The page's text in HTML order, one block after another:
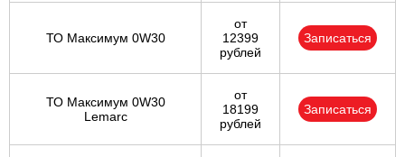
ТО Максимум 0W30
от
12399
рублей
Записаться
ТО Максимум 0W30
Lemarc
от
18199
рублей
Записаться